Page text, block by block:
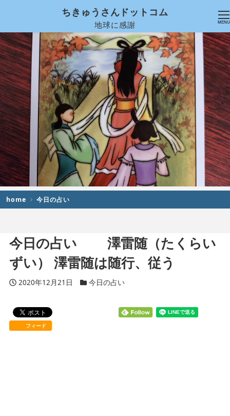
ちきゅうさんドットコム
地球に感謝 MENU
home 今日の占い
今日の占い 澤雷随（たくらい
ずい） 澤雷随は随行、従う
投稿日
2020年12月21日 カテゴリー
今日の占い
フィード